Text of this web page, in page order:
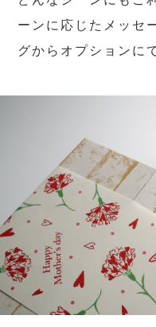
ーンに応じたメッセ
グからオプションに